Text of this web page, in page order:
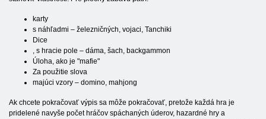
karty
s náhľadmi – železničných, vojaci, Tanchiki
Dice
, s hracie pole – dáma, šach, backgammon
Úloha, ako je "mafie"
Za použitie slova
majúci vzory – domino, mahjong
Ak chcete pokračovať výpis sa môže pokračovať, pretože každá hra je
pridelené navyše počet hráčov spáchaných úderov, hazardné hry a